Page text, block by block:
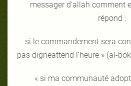
messager d’allah comment
répond :
si le commandement sera
pas digneattend l’heure » (al-
« si ma communauté